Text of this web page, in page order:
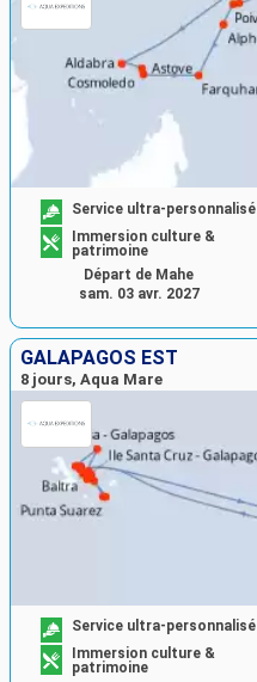
Service ultra-personnalisé
Immersion culture &
patrimoine
Départ de Mahe
sam. 03 avr. 2027
GALAPAGOS EST
8 jours, Aqua Mare
Service ultra-personnalisé
Immersion culture &
patrimoine